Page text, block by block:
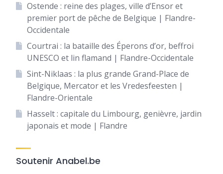
Ostende : reine des plages, ville d’Ensor et
premier port de pêche de Belgique | Flandre-
Occidentale
Courtrai : la bataille des Éperons d’or, beffroi
UNESCO et lin flamand | Flandre-Occidentale
Sint-Niklaas : la plus grande Grand-Place de
Belgique, Mercator et les Vredesfeesten |
Flandre-Orientale
Hasselt : capitale du Limbourg, genièvre, jardin
japonais et mode | Flandre
Soutenir Anabel.be